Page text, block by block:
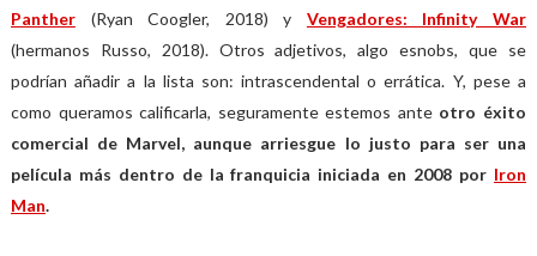
Panther
(Ryan Coogler, 2018) y Vengadores: Infinity War
(hermanos Russo, 2018). Otros adjetivos, algo esnobs, que se
podrían añadir a la lista son: intrascendental o errática. Y, pese a
como queramos calificarla, seguramente estemos ante otro éxito
comercial de Marvel, aunque arriesgue lo justo para ser una
película más dentro de la franquicia iniciada en 2008 por Iron
Man.